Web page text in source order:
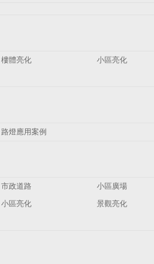
樓體亮化
小區亮化
路燈應用案例
市政道路
小區廣場
小區亮化
景觀亮化